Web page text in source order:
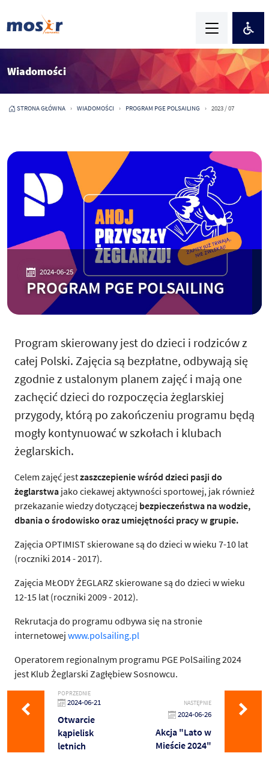
Wiadomości
STRONA GŁÓWNA WIADOMOŚCI PROGRAM PGE POLSAILING 2023 / 07
2024-06-25
PROGRAM PGE POLSAILING
Program skierowany jest do dzieci i rodziców z
całej Polski. Zajęcia są bezpłatne, odbywają się
zgodnie z ustalonym planem zajęć i mają one
zachęcić dzieci do rozpoczęcia żeglarskiej
przygody, którą po zakończeniu programu będą
mogły kontynuować w szkołach i klubach
żeglarskich.
Celem zajęć jestzaszczepienie wśród dzieci pasji do
żeglarstwa jako ciekawej aktywności sportowej, jak również
przekazanie wiedzy dotyczącej bezpieczeństwa na wodzie,
dbania o środowisko oraz umiejętności pracy w grupie.
Zajęcia OPTIMIST skierowane są do dzieci w wieku 7-10 lat
(roczniki 2014 - 2017).
Zajęcia MŁODY ŻEGLARZ skierowane są do dzieci w wieku
12-15 lat (roczniki 2009 - 2012).
Rekrutacja do programu odbywa się na stronie
internetowej www.polsailing.pl
Operatorem regionalnym programu PGE PolSailing 2024
jest Klub Żeglarski Zagłębiew Sosnowcu.
POPRZEDNIE
2024-06-21
Otwarcie
kąpielisk
letnich
NASTĘPNIE
2024-06-26
Akcja "Lato w
Mieście 2024"